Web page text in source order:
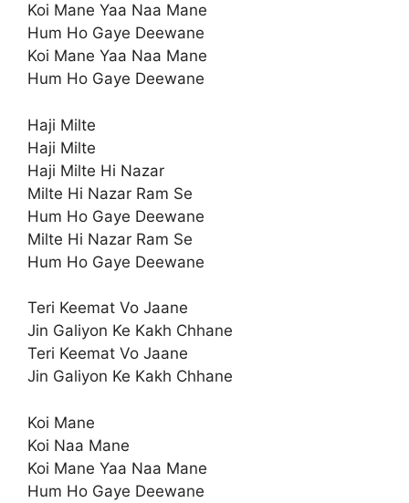
Koi Mane Yaa Naa Mane
Hum Ho Gaye Deewane
Koi Mane Yaa Naa Mane
Hum Ho Gaye Deewane
Haji Milte
Haji Milte
Haji Milte Hi Nazar
Milte Hi Nazar Ram Se
Hum Ho Gaye Deewane
Milte Hi Nazar Ram Se
Hum Ho Gaye Deewane
Teri Keemat Vo Jaane
Jin Galiyon Ke Kakh Chhane
Teri Keemat Vo Jaane
Jin Galiyon Ke Kakh Chhane
Koi Mane
Koi Naa Mane
Koi Mane Yaa Naa Mane
Hum Ho Gaye Deewane